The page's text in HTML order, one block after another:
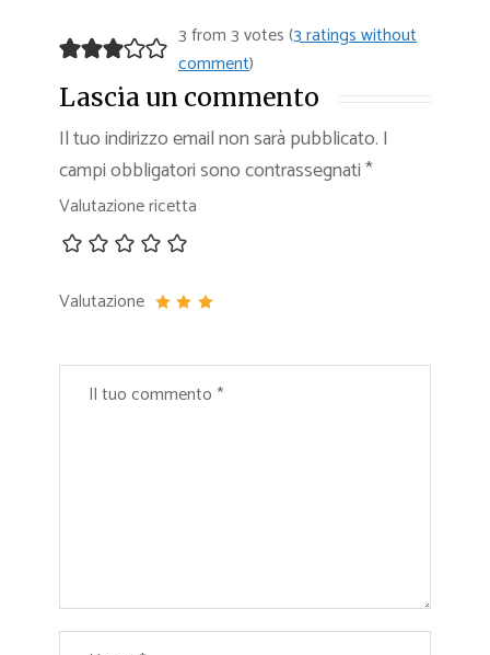
3 from 3 votes (3 ratings without
comment)
Lascia un commento
Il tuo indirizzo email non sarà pubblicato. I
campi obbligatori sono contrassegnati*
Valutazione ricetta
Valutazione